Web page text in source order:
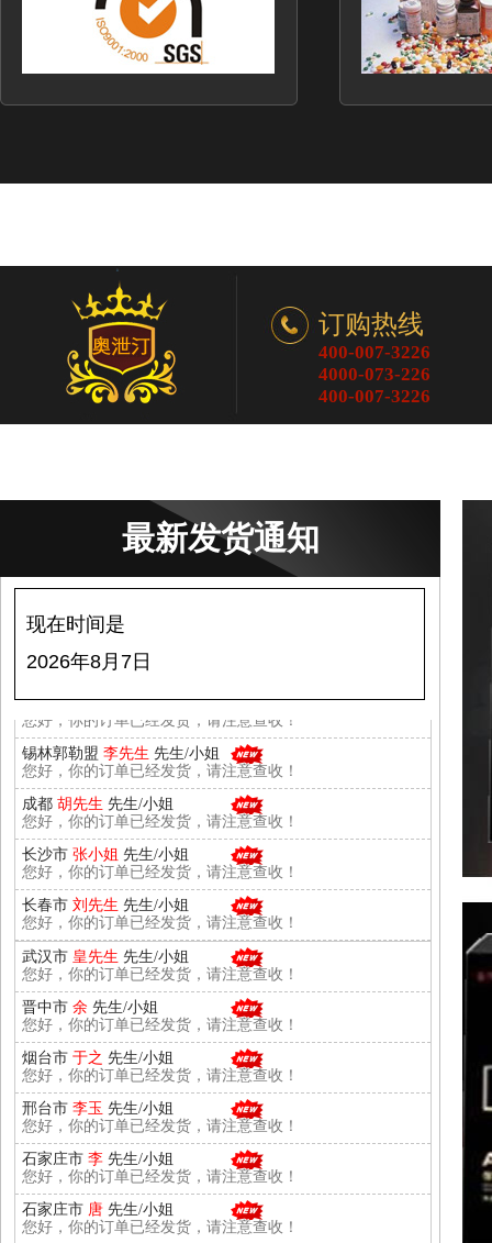
订购热线
400-007-3226
4000-073-226
400-007-3226
最新发货通知
现在时间是
2026年8月7日
武汉市皇先生先生/小姐
您好，你的订单已经发货，请注意查收！
先生/小姐
您好，你的订单已经发货，请注意查收！
先生/小姐
您好，你的订单已经发货，请注意查收！
先生/小姐
您好，你的订单已经发货，请注意查收！
您好，你的订单已经发货，请注意查收！
石家庄市于 先生/小姐
您好，你的订单已经发货，请注意查收！
您好，你的订单已经发货，请注意查收！
成都胡先生 先生/小姐
您好，你的订单已经发货，请注意查收！
长沙市张小姐先生/小姐
您好，你的订单已经发货，请注意查收！
长春市 刘先生先生/小姐
您好，你的订单已经发货，请注意查收！
武汉市皇先生先生/小姐
您好，你的订单已经发货，请注意查收！
晋中市 余先生/小姐
您好，你的订单已经发货，请注意查收！
烟台市 于之先生/小姐
您好，你的订单已经发货，请注意查收！
邢台市
李玉 先生/小姐
您好，你的订单已经发货，请注意查收！
石家庄市李 先生/小姐
您好，你的订单已经发货，请注意查收！
石家庄市 唐 先生/小姐
您好，你的订单已经发货，请注意查收！
石家庄市 于 先生/小姐
您好，你的订单已经发货，请注意查收！